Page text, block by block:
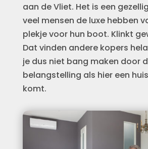
aan de Vliet. Het is een
veel mensen de luxe hebben
plekje voor hun boot. Klinkt
Dat vinden andere kopers
je dus niet bang maken door
belangstelling als hier een
komt.